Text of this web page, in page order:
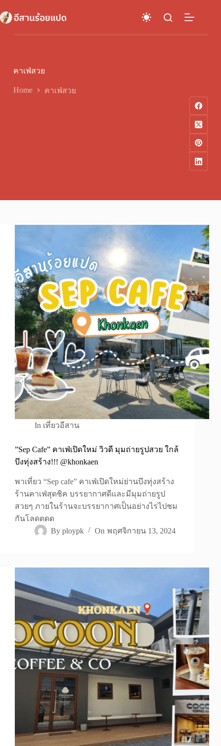
to
content
คาเฟ่สวย
Home คาเฟ่สวย
In เที่ยวอีสาน
”Sep Cafe” คาเฟ่เปิดใหม่ วิวดี มุมถ่ายรูปสวย ใกล้
บึงทุ่งสร้าง!!! @khonkaen
พาเที่ยว “Sep cafe” คาเฟ่เปิดใหม่ย่านบึงทุ่งสร้าง
ร้านคาเฟ่สุดชิค บรรยากาศดีและมีมุมถ่ายรูป
สวยๆ ภายในร้านจะบรรยากาศเป็นอย่างไรไปชม
กันโลดดดด
By ploypk On พฤศจิกายน 13, 2024